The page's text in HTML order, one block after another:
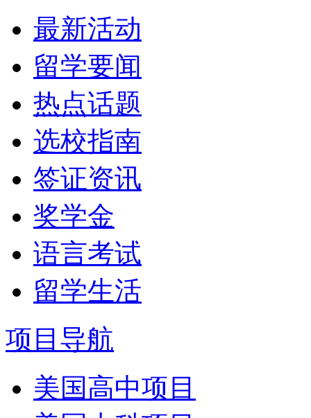
最新活动
留学要闻
热点话题
选校指南
签证资讯
奖学金
语言考试
留学生活
项目导航
美国高中项目